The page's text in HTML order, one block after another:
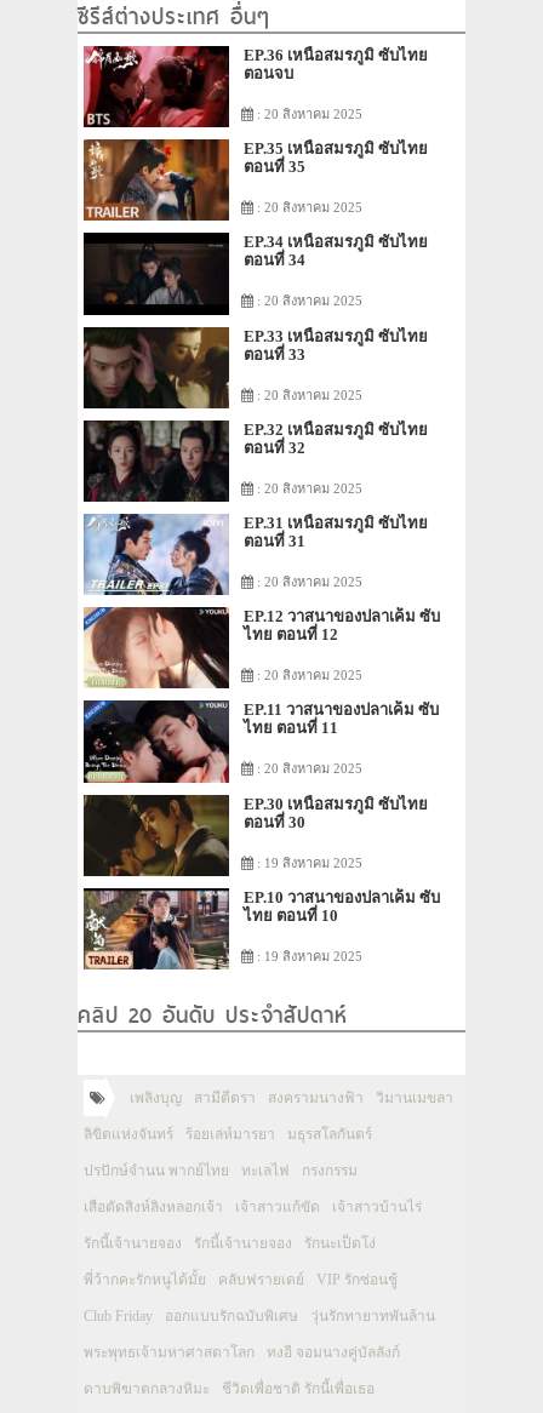
ซีรีส์ต่างประเทศ อื่นๆ
EP.36 เหนือสมรภูมิ ซับไทย
ตอนจบ
: 20 สิงหาคม 2025
EP.35 เหนือสมรภูมิ ซับไทย
ตอนที่ 35
: 20 สิงหาคม 2025
EP.34 เหนือสมรภูมิ ซับไทย
ตอนที่ 34
: 20 สิงหาคม 2025
EP.33 เหนือสมรภูมิ ซับไทย
ตอนที่ 33
: 20 สิงหาคม 2025
EP.32 เหนือสมรภูมิ ซับไทย
ตอนที่ 32
: 20 สิงหาคม 2025
EP.31 เหนือสมรภูมิ ซับไทย
ตอนที่ 31
: 20 สิงหาคม 2025
EP.12 วาสนาของปลาเค็ม ซับ
ไทย ตอนที่ 12
: 20 สิงหาคม 2025
EP.11 วาสนาของปลาเค็ม ซับ
ไทย ตอนที่ 11
: 20 สิงหาคม 2025
EP.30 เหนือสมรภูมิ ซับไทย
ตอนที่ 30
: 19 สิงหาคม 2025
EP.10 วาสนาของปลาเค็ม ซับ
ไทย ตอนที่ 10
: 19 สิงหาคม 2025
คลิป 20 อันดับ ประจำสัปดาห์
เพลิงบุญ สามีตีตรา สงครามนางฟ้า วิมานเมขลา
ลิขิตแห่งจันทร์ ร้อยเล่ห์มารยา มธุรสโลกันตร์
ปรปักษ์จำนน พากย์ไทย ทะเลไฟ กรงกรรม
เสือตัดสิงห์ลิงหลอกเจ้า เจ้าสาวแก้ขัด เจ้าสาวบ้านไร่
รักนี้เจ้านายจอง รักนี้เจ้านายจอง รักนะเป็ดโง่
พี่ว้ากคะรักหนูได้มั้ย คลับฟรายเดย์ VIP รักซ่อนชู้
Club Friday ออกแบบรักฉบับพิเศษ วุ่นรักทายาทพันล้าน
พระพุทธเจ้ามหาศาสดาโลก ทงอี จอมนางคู่บัลลังก์
ดาบพิฆาตกลางหิมะ ชีวิตเพื่อชาติ รักนี้เพื่อเธอ